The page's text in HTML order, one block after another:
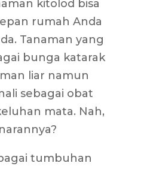
kitolod bisa
rumah Anda
Tanaman yang
bunga katarak
liar namun
sebagai obat
mata. Nah,
tumbuhan